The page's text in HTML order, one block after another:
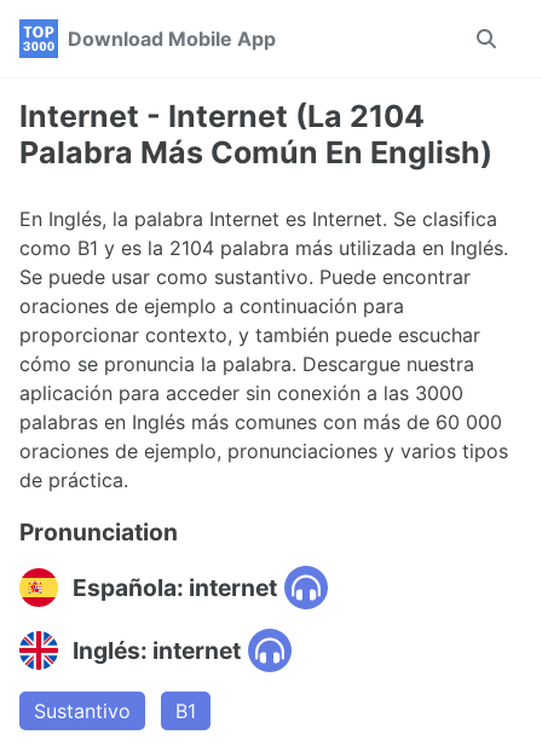
Skip
navigation
Skip
Skip
Download Mobile App
Toggle
Internet - Internet (La 2104
Palabra Más Común En English)
En Inglés, la palabra Internet es Internet. Se clasifica
como B1 y es la 2104 palabra más utilizada en Inglés.
Se puede usar como sustantivo. Puede encontrar
oraciones de ejemplo a continuación para
proporcionar contexto, y también puede escuchar
cómo se pronuncia la palabra. Descargue nuestra
aplicación para acceder sin conexión a las 3000
palabras en Inglés más comunes con más de 60 000
oraciones de ejemplo, pronunciaciones y varios tipos
de práctica.
Pronunciation
Española: internet
Inglés: internet
Sustantivo B1